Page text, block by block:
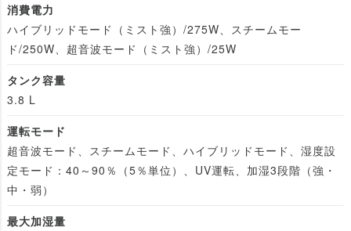
消費電力
ハイブリッドモード（ミスト強）/275W、スチームモー
ド/250W、超音波モード（ミスト強）/25W
タンク容量
3.8 L
運転モード
超音波モード、スチームモード、ハイブリッドモード、湿度設
定モード：40～90％（5％単位）、UV運転、加湿3段階（強・
中・弱）
最大加湿量